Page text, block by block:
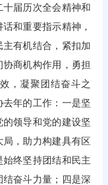
届历次全会精神和
和重要指示精神，
有机结合，紧扣加
商机构作用，勇担
，凝聚团结奋斗之
年的工作：一是坚
领导和党的建设坚
，助力构建具有区
终坚持团结和民主
奋斗力量；四是深